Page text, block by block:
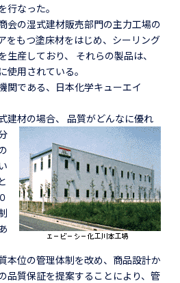
行なった。
会の湿式建材販売部門の主力工場の
をもつ塗床材をはじめ、シーリング
、 それらの製品は、
使用されている。
関である、日本化学キューエイ
建材の場合、 品質がどんなに優れ
本位の管理体制を改め、商品設計か
品質保証を提案することにより、管